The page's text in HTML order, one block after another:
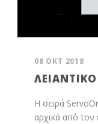
08 ΟΚΤ 2018
Η σειρά
αρχικά από τον